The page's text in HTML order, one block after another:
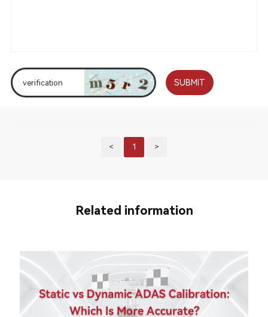
SUBMIT
< 1 >
Related information